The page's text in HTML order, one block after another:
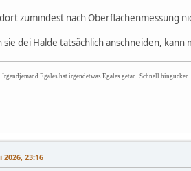
zumindest nach Oberflächenmessung
sie dei Halde tatsächlich anschneiden,
Irgendjemand Egales hat irgendetwas Egales getan! Schnell hingucken!
2026, 23:16